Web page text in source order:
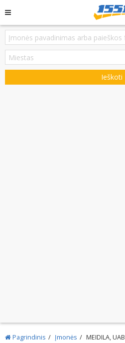
Ieškoti
Pagrindinis Įmonės MEIDILA, UAB